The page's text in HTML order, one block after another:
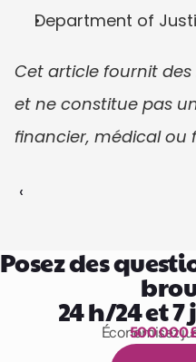
Department of
Cet article fournit
et ne constitue pas
financier, médical ou
‹
Posez des
24 h/24 et
1
Économisez
500 000